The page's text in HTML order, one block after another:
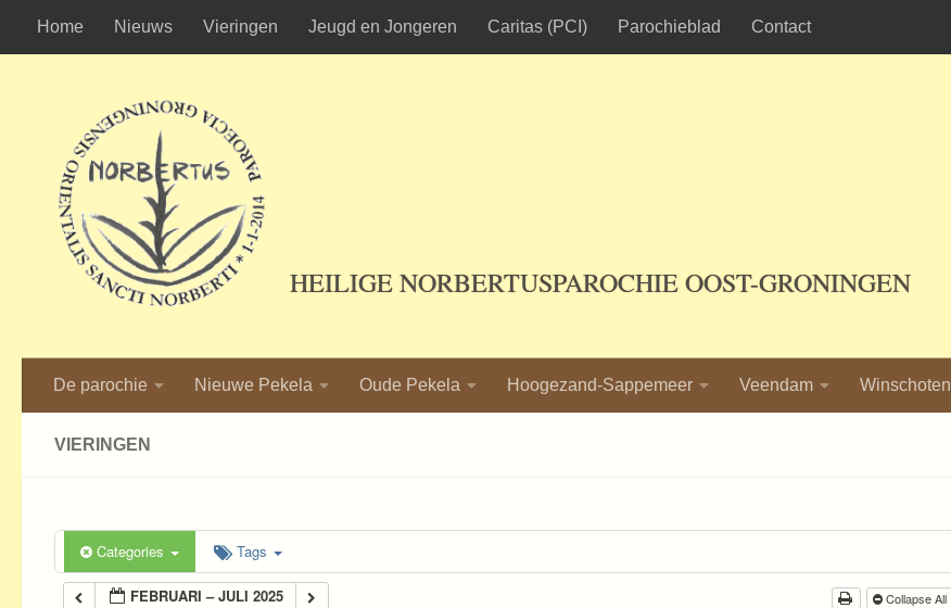
Ga naar de inhoud
Home Nieuws Vieringen Jeugd en Jongeren Caritas (PCI) Parochieblad Contact
HEILIGE NORBERTUSPAROCHIE OOST-GRONINGEN
De parochie Nieuwe Pekela Oude Pekela Hoogezand-Sappemeer Veendam Winschoten
VIERINGEN
Categories Tags
FEBRUARI – JULI 2025 Collapse All